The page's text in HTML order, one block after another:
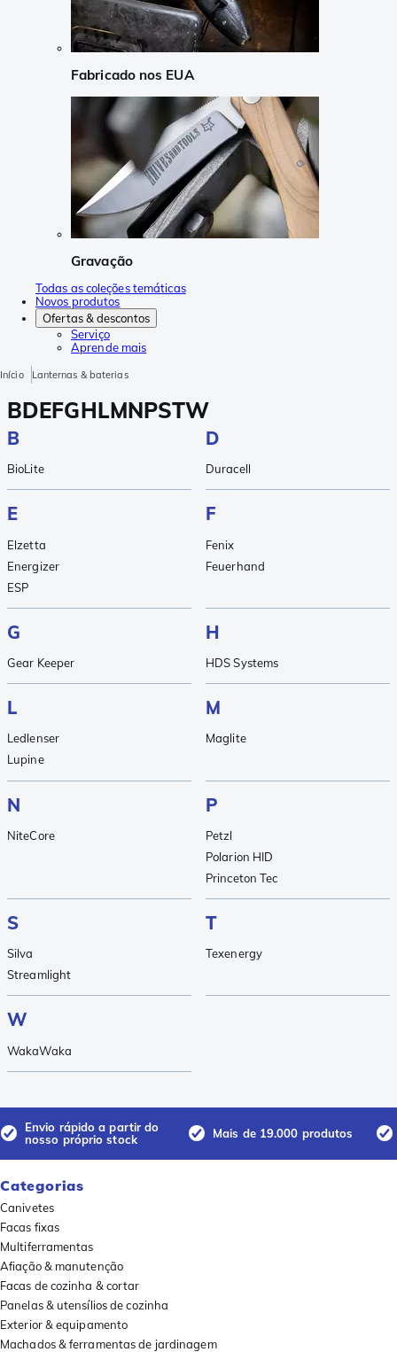
Fabricado nos EUA
Gravação
Todas as coleções temáticas
Novos produtos
Ofertas & descontos
Serviço
Aprende mais
Início Lanternas & baterias
BDEFGHLMNPSTW
B
BioLite
D
Duracell
E
Elzetta
Energizer
ESP
F
Fenix
Feuerhand
G
Gear Keeper
H
HDS Systems
L
Ledlenser
Lupine
M
Maglite
N
NiteCore
P
Petzl
Polarion HID
Princeton Tec
S
Silva
Streamlight
T
Texenergy
W
WakaWaka
Envio rápido a partir do
nosso próprio stock
Mais de 19.000 produtos
Categorias
Canivetes
Facas fixas
Multiferramentas
Afiação & manutenção
Facas de cozinha & cortar
Panelas & utensílios de cozinha
Exterior & equipamento
Machados & ferramentas de jardinagem